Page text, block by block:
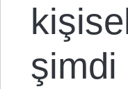
şimdi